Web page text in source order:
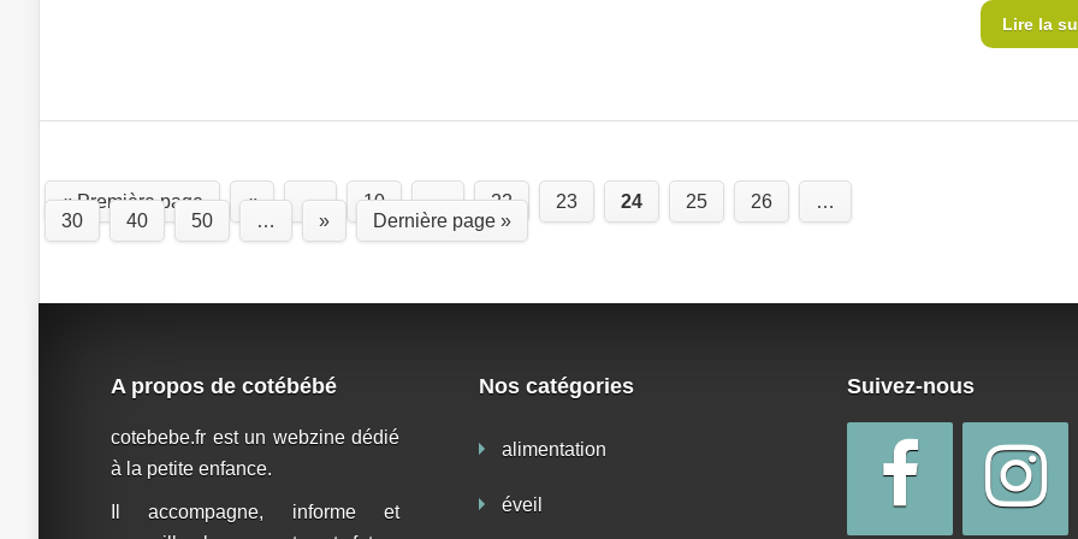
Lire la
« Première page « … 10 … 22 23 24 25 26
…
30
40 50 … » Dernière page »
A propos de cotébébé
cotebebe.fr est un webzine dédié
à la petite enfance.
Il accompagne, informe et
Nos catégories
alimentation
éveil
Suivez-nous